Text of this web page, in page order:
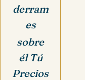
derram
es
sobre
él Tú
Precios